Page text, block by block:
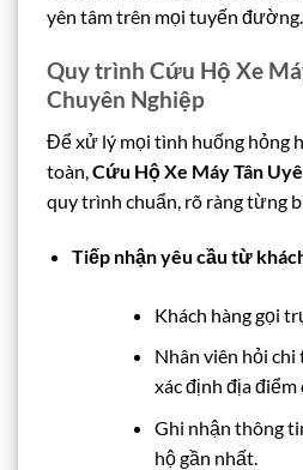
yên tâm trên mọi tuyến đường.
Quy trình Cứu Hộ Xe
Chuyên Nghiệp
Để xử lý mọi tình huống hỏng
toàn, Cứu Hộ Xe Máy Tân
quy trình chuẩn, rõ ràng từng
Tiếp nhận yêu cầu từ
Khách hàng gọi
Nhân viên hỏi
xác định địa
Ghi nhận thông
hộ gần nhất.